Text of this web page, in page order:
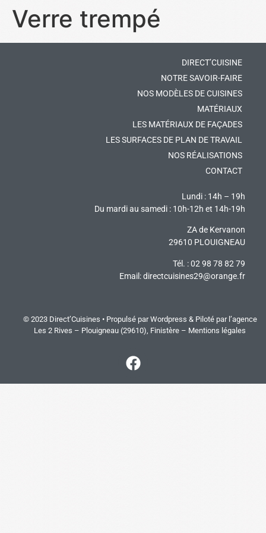
Verre trempé
DIRECT’CUISINE
NOTRE SAVOIR-FAIRE
NOS MODÈLES DE CUISINES
MATÉRIAUX
LES MATÉRIAUX DE FAÇADES
LES SURFACES DE PLAN DE TRAVAIL
NOS RÉALISATIONS
CONTACT
Lundi : 14h – 19h
Du mardi au samedi : 10h-12h et 14h-19h
ZA de Kervanon
29610 PLOUIGNEAU
Tél. : 02 98 78 82 79
Email:directcuisines29@orange.fr
© 2023 Direct’Cuisines • Propulsé par Wordpress & Piloté par l’agence
Les 2 Rives – Plouigneau (29610), Finistère – Mentions légales